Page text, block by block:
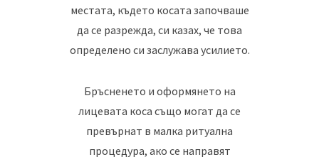
местата, където косата започваше
да се разрежда, си казах, че това
определено си заслужава усилието.
Бръсненето и оформянето на
лицевата коса също могат да се
превърнат в малка ритуална
процедура, ако се направят